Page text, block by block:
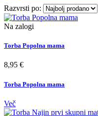
Razvrsti po:
Na zalogi
Torba Popolna mama
8,95 €
Torba Popolna mama
Več